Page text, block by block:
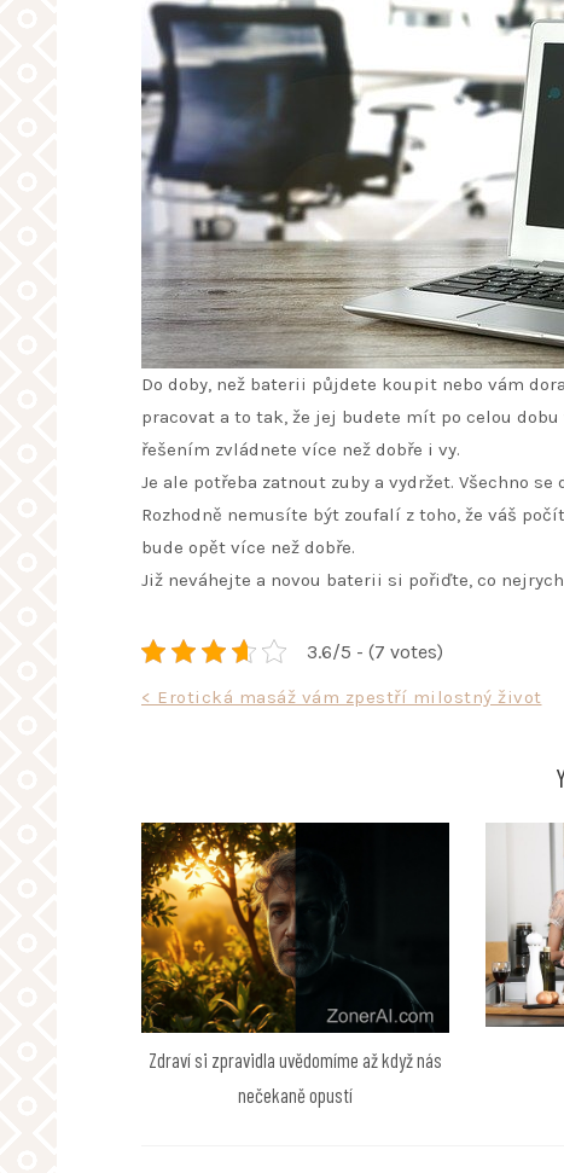
Do doby, než baterii půjdete koupit nebo vám
pracovat a to tak, že jej budete mít po celou
řešením zvládnete více než dobře i vy.
Je ale potřeba zatnout zuby a vydržet. Všechno
Rozhodně nemusíte být zoufalí z toho, že váš
bude opět více než dobře.
Již neváhejte a novou baterii si pořiďte, co
3.6/5 - (7 votes)
Navigace
< Erotická masáž vám zpestří milostný život
Zdraví si zpravidla uvědomíme až když nás
nečekaně opustí